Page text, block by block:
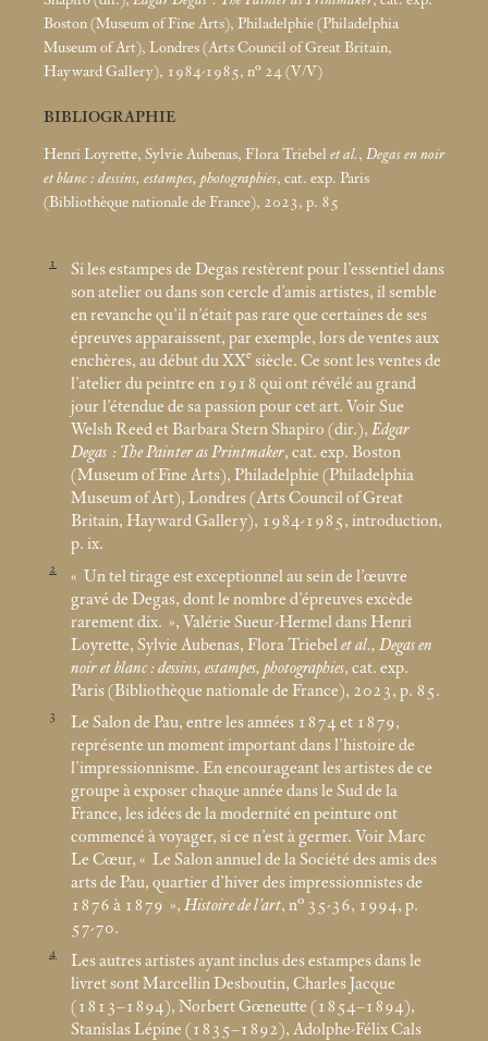
Boston (Museum of Fine Arts), Philadelphie (Philadelphia
Museum of Art), Londres (Arts Council of Great Britain,
Hayward Gallery), 1984-1985, n° 24 (V/V)
BIBLIOGRAPHIE
Henri Loyrette, Sylvie Aubenas, Flora Triebel et al., Degas en noir
et blanc : dessins, estampes, photographies, cat. exp. Paris
(Bibliothèque nationale de France), 2023, p. 85
1
Si les estampes de Degas restèrent pour l’essentiel dans
son atelier ou dans son cercle d’amis artistes, il semble
en revanche qu’il n’était pas rare que certaines de ses
épreuves apparaissent, par exemple, lors de ventes aux
enchères, au début du XXe siècle. Ce sont les ventes de
l’atelier du peintre en 1918 qui ont révélé au grand
jour l’étendue de sa passion pour cet art. Voir Sue
Welsh Reed et Barbara Stern Shapiro (dir.), Edgar
Degas : The Painter as Printmaker, cat. exp. Boston
(Museum of Fine Arts), Philadelphie (Philadelphia
Museum of Art), Londres (Arts Council of Great
Britain, Hayward Gallery), 1984-1985, introduction,
p. ix.
2 « Un tel tirage est exceptionnel au sein de l’œuvre
gravé de Degas, dont le nombre d’épreuves excède
rarement dix. », Valérie Sueur-Hermel dans Henri
Loyrette, Sylvie Aubenas, Flora Triebelet al., Degas en
noir et blanc : dessins, estampes, photographies, cat. exp.
Paris (Bibliothèque nationale de France), 2023, p. 85.
3
Le Salon de Pau, entre les années 1874 et 1879,
représente un moment important dans l’histoire de
l’impressionnisme. En encourageant les artistes de ce
groupe à exposer chaque année dans le Sud de la
France, les idées de la modernité en peinture ont
commencé à voyager, si ce n’est à germer. Voir Marc
Le Cœur, « Le Salon annuel de la Société des amis des
arts de Pau, quartier d’hiver des impressionnistes de
1876 à 1879 », Histoire de l’art, n° 35-36, 1994, p.
57-70.
4
Les autres artistes ayant inclus des estampes dans le
livret sont Marcellin Desboutin, Charles Jacque
(1813–1894), Norbert Gœneutte (1854–1894),
Stanislas Lépine (1835–1892), Adolphe-Félix Cals